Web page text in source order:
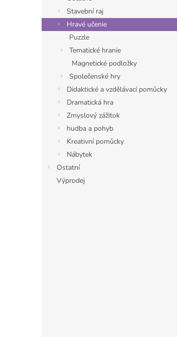
e
l
Stavební raj
Hravé učenie
Puzzle
Tematické hranie
Magnetické podložky
Společenské hry
Didaktické a vzdělávací pomůcky
Dramatická hra
Zmyslový zážitok
hudba a pohyb
Kreativní pomůcky
Nábytek
Ostatní
Výprodej